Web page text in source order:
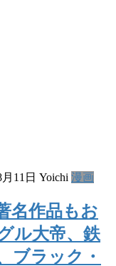
11日 Yoichi 漫画
名作品もお
ル大帝、鉄
ブラック・